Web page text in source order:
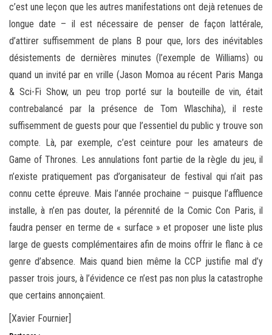
c’est une leçon que les autres manifestations ont dejà retenues de
longue date – il est nécessaire de penser de façon lattérale,
d’attirer suffisemment de plans B pour que, lors des inévitables
désistements de dernières minutes (l’exemple de Williams) ou
quand un invité par en vrille (Jason Momoa au récent Paris Manga
& Sci-Fi Show, un peu trop porté sur la bouteille de vin, était
contrebalancé par la présence de Tom Wlaschiha), il reste
suffisemment de guests pour que l’essentiel du public y trouve son
compte. Là, par exemple, c’est ceinture pour les amateurs de
Game of Thrones. Les annulations font partie de la règle du jeu, il
n’existe pratiquement pas d’organisateur de festival qui n’ait pas
connu cette épreuve. Mais l’année prochaine – puisque l’affluence
installe, à n’en pas douter, la pérennité de la Comic Con Paris, il
faudra penser en terme de « surface » et proposer une liste plus
large de guests complémentaires afin de moins offrir le flanc à ce
genre d’absence. Mais quand bien même la CCP justifie mal d’y
passer trois jours, à l’évidence ce n’est pas non plus la catastrophe
que certains annonçaient.
[Xavier Fournier]